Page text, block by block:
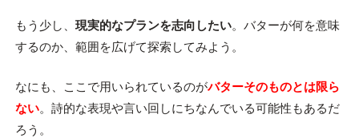
もう少し、 現実的なプランを志向したい。バターが何を意味
するのか、範囲を広げて探索してみよう。
なにも、ここで用いられているのがバターそのものとは限ら
ない。詩的な表現や言い回しにちなんでいる可能性もあるだ
ろう。